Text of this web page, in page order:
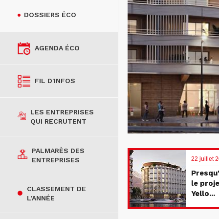
DOSSIERS ÉCO
AGENDA ÉCO
FIL D'INFOS
LES ENTREPRISES
QUI RECRUTENT
PALMARÈS DES
ENTREPRISES
CLASSEMENT DE
L'ANNÉE
22 juillet
le
Yello...